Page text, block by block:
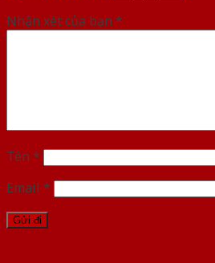
Nhận xét của bạn *
Tên *
Email *